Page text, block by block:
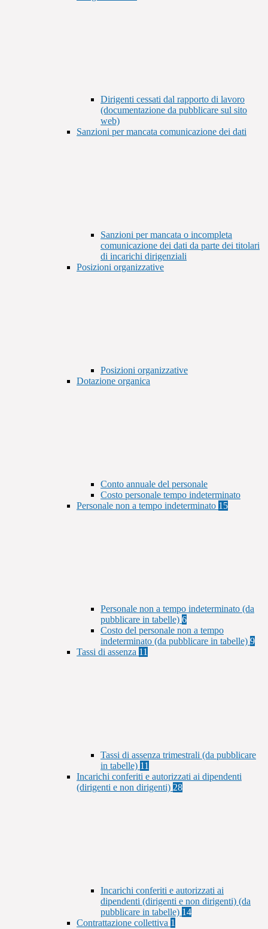
Dirigenti cessati dal rapporto di lavoro
(documentazione da pubblicare sul sito
web)
Sanzioni per mancata comunicazione dei dati
Sanzioni per mancata o incompleta
comunicazione dei dati da parte dei titolari
di incarichi dirigenziali
Posizioni organizzative
Posizioni organizzative
Dotazione organica
Conto annuale del personale
Costo personale tempo indeterminato
Personale non a tempo indeterminato 15
Personale non a tempo indeterminato (da
pubblicare in tabelle) 6
Costo del personale non a tempo
indeterminato (da pubblicare in tabelle) 9
Tassi di assenza 11
Tassi di assenza trimestrali (da pubblicare
in tabelle) 11
Incarichi conferiti e autorizzati ai dipendenti
(dirigenti e non dirigenti) 28
Incarichi conferiti e autorizzati ai
dipendenti (dirigenti e non dirigenti) (da
pubblicare in tabelle) 14
Contrattazione collettiva 1